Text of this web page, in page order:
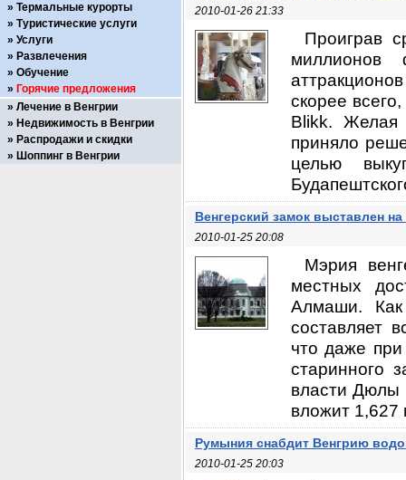
2010-01-26 21:33
Проиграв
миллионов
скорее
Blikk. Желая
приняло
целью
Венгерский замок выставлен
2010-01-25 20:08
Мэрия
местных
Алмаши. Как
составляет
что даже
старинного
власти Дюлы
вложит 1,627
Румыния снабдит Венгрию
2010-01-25 20:03
Термальные курорты
Туристические услуги
Услуги
Развлечения
Обучение
Горячие предложения
Лечение в Венгрии
Недвижимость в Венгрии
Распродажи и скидки
Шоппинг в Венгрии